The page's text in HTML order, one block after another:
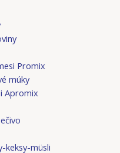
Promix
múky
Apromix
keksy-müsli